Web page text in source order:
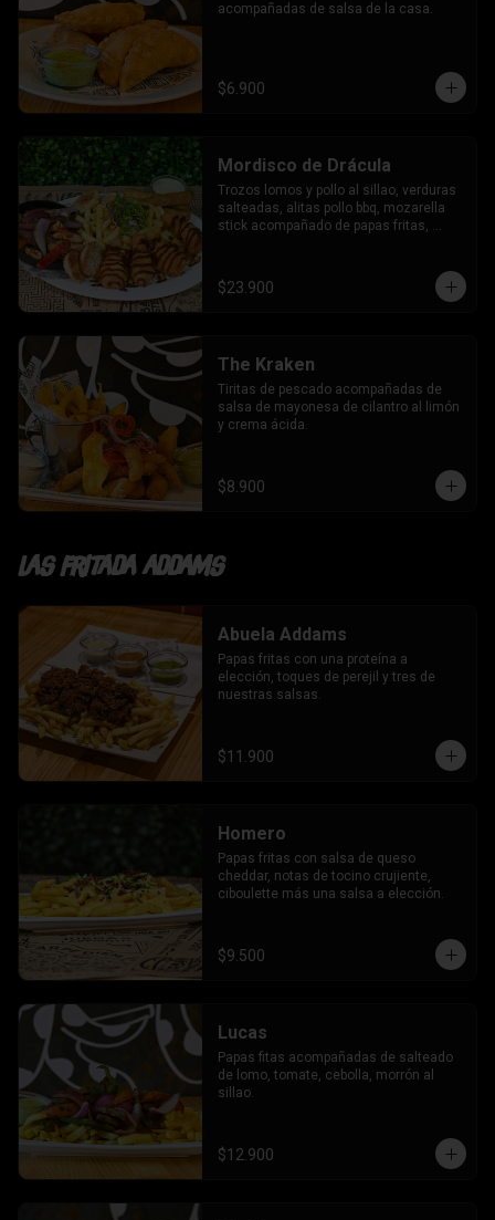
acompañadas de salsa de la casa.
$6.900
Mordisco de Drácula
Trozos lomos y pollo al sillao, verduras
salteadas, alitas pollo bbq, mozarella
stick acompañado de papas fritas,
$23.900
The Kraken
Tiritas de pescado acompañadas de
salsa de mayonesa de cilantro al limón
y crema ácida.
$8.900
Las fritada addams
Abuela Addams
Papas fritas con una proteína a
elección, toques de perejil y tres de
nuestras salsas.
$11.900
Homero
Papas fritas con salsa de queso
cheddar, notas de tocino crujiente,
ciboulette más una salsa a elección.
$9.500
Lucas
Papas fitas acompañadas de salteado
de lomo, tomate, cebolla, morrón al
sillao.
$12.900